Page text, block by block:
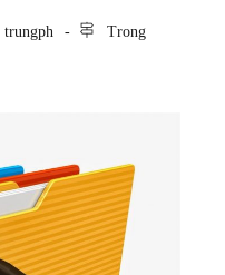
trungph
Trong